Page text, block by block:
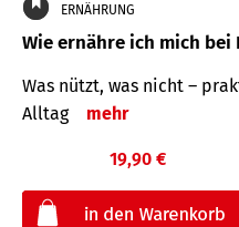
ERNÄHRUNG
Wie ernähre ich mich bei
Was nützt, was nicht –
Alltag
mehr
19,90 €